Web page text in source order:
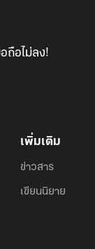
ถือไม่ลง!
เพิ่มเติม
ข่าวสาร
เขียนนิยาย